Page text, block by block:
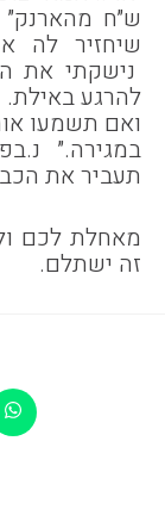
ש״ח
שיחזיר לה
נישקתי את
להרגע
ואם תשמעו
במגירה.״
תעביר את
מאחלת לכם
זה ישתלם.
in